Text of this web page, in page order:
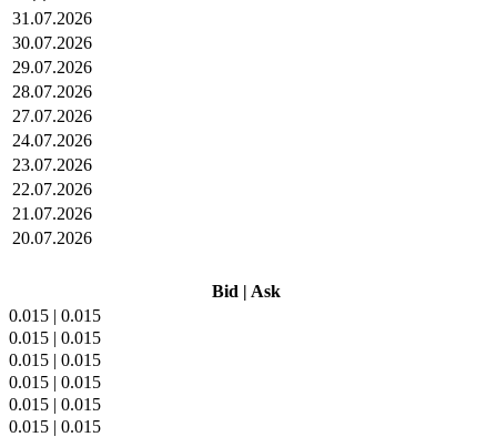
31.07.2026
30.07.2026
29.07.2026
28.07.2026
27.07.2026
24.07.2026
23.07.2026
22.07.2026
21.07.2026
20.07.2026
Bid | Ask
0.015 | 0.015
0.015 | 0.015
0.015 | 0.015
0.015 | 0.015
0.015 | 0.015
0.015 | 0.015